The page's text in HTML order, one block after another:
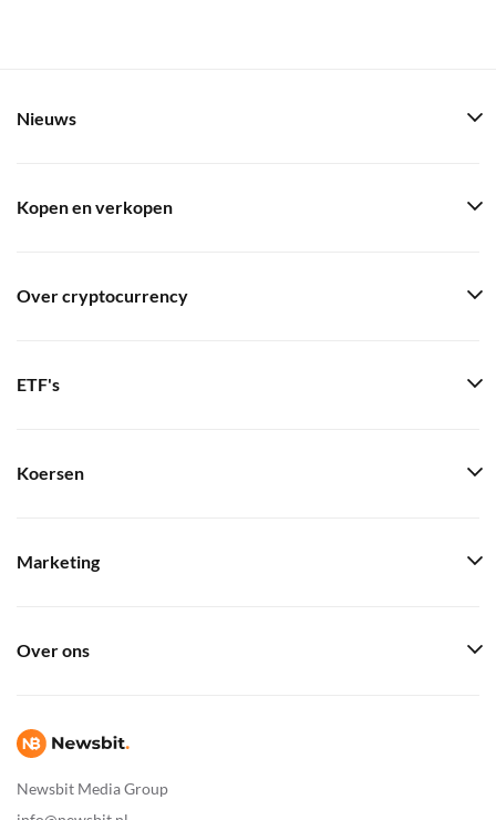
Newsbit Media Group
Nieuws
Kopen en verkopen
Over cryptocurrency
ETF's
Koersen
Marketing
Over ons